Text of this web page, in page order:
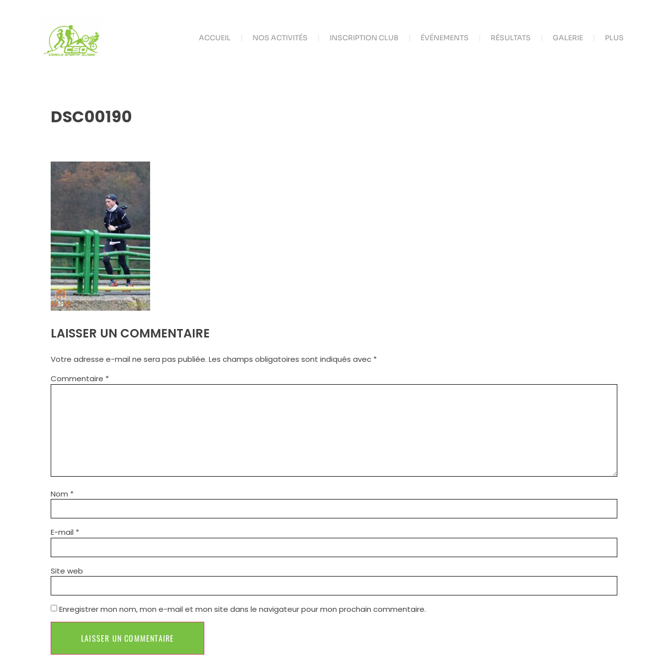
ACCUEIL NOS ACTIVITÉS INSCRIPTION CLUB ÉVÉNEMENTS RÉSULTATS GALERIE PLUS
DSC00190
LAISSER UN COMMENTAIRE
Votre adresse e-mail ne sera pas publiée. Les champs obligatoires sont indiqués avec *
Commentaire *
Nom *
E-mail *
Site web
Enregistrer mon nom, mon e-mail et mon site dans le navigateur pour mon prochain commentaire.